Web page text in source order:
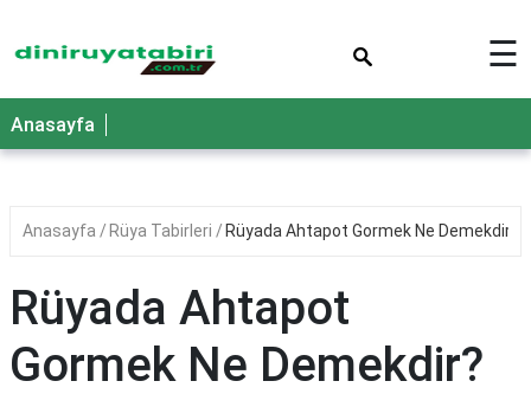
☰
Anasayfa
Anasayfa Rüya Tabirleri Rüyada Ahtapot Gormek Ne Demekdir?
Rüyada Ahtapot
Gormek Ne Demekdir?